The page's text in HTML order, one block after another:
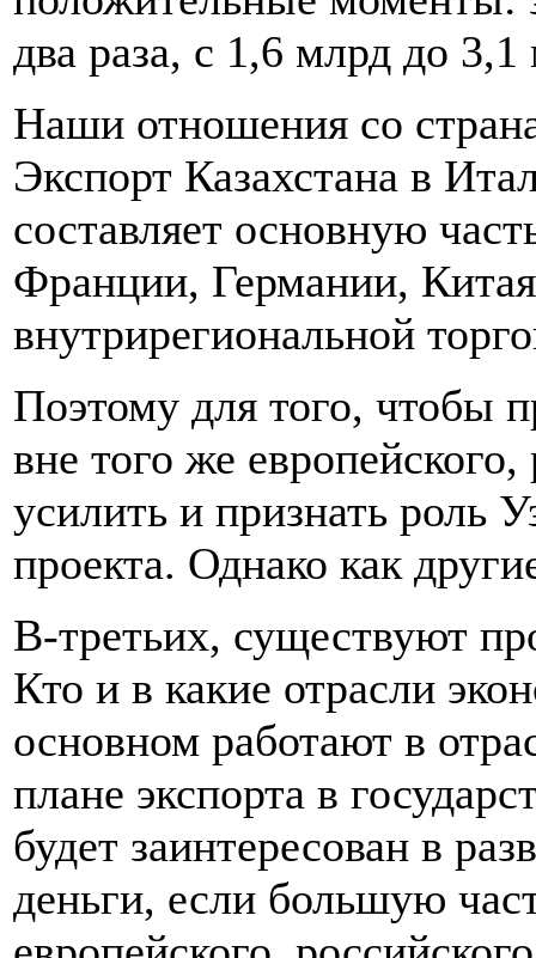
два раза, с 1,6 млрд до
Наши отношения со
Экспорт Казахстана в
составляет основную
Франции, Германии,
внутрирегиональной
Поэтому для того, чтобы
вне того же
усилить и признать роль
проекта. Однако как
В-третьих, существуют
Кто и в какие отрасли
основном работают в
плане экспорта в
будет заинтересован в
деньги, если большую